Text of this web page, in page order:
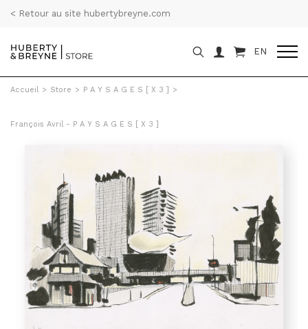
< Retour au site hubertybreyne.com
EN
Accueil > Store > P A Y S A G E S [ X 3 ] >
François Avril - P A Y S A G E S [ X 3 ]